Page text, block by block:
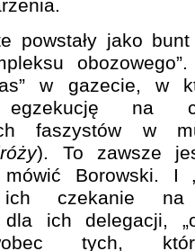
powstały jako
w gazecie, w
egzekucję na
faszystów w
). To zawsze
Borowski. I
ich czekanie na
dla ich delegacji,
tych,